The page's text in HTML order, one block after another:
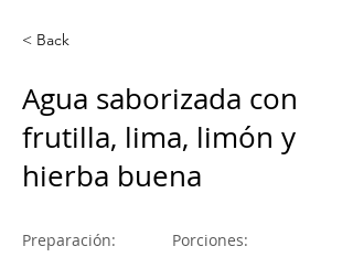
< Back
Agua saborizada con
frutilla, lima, limón y
hierba buena
Preparación:
Porciones: